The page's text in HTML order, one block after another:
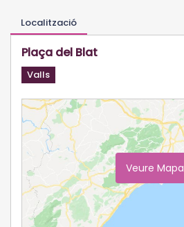
Localització
Plaça del Blat
Valls
Veure Mapa